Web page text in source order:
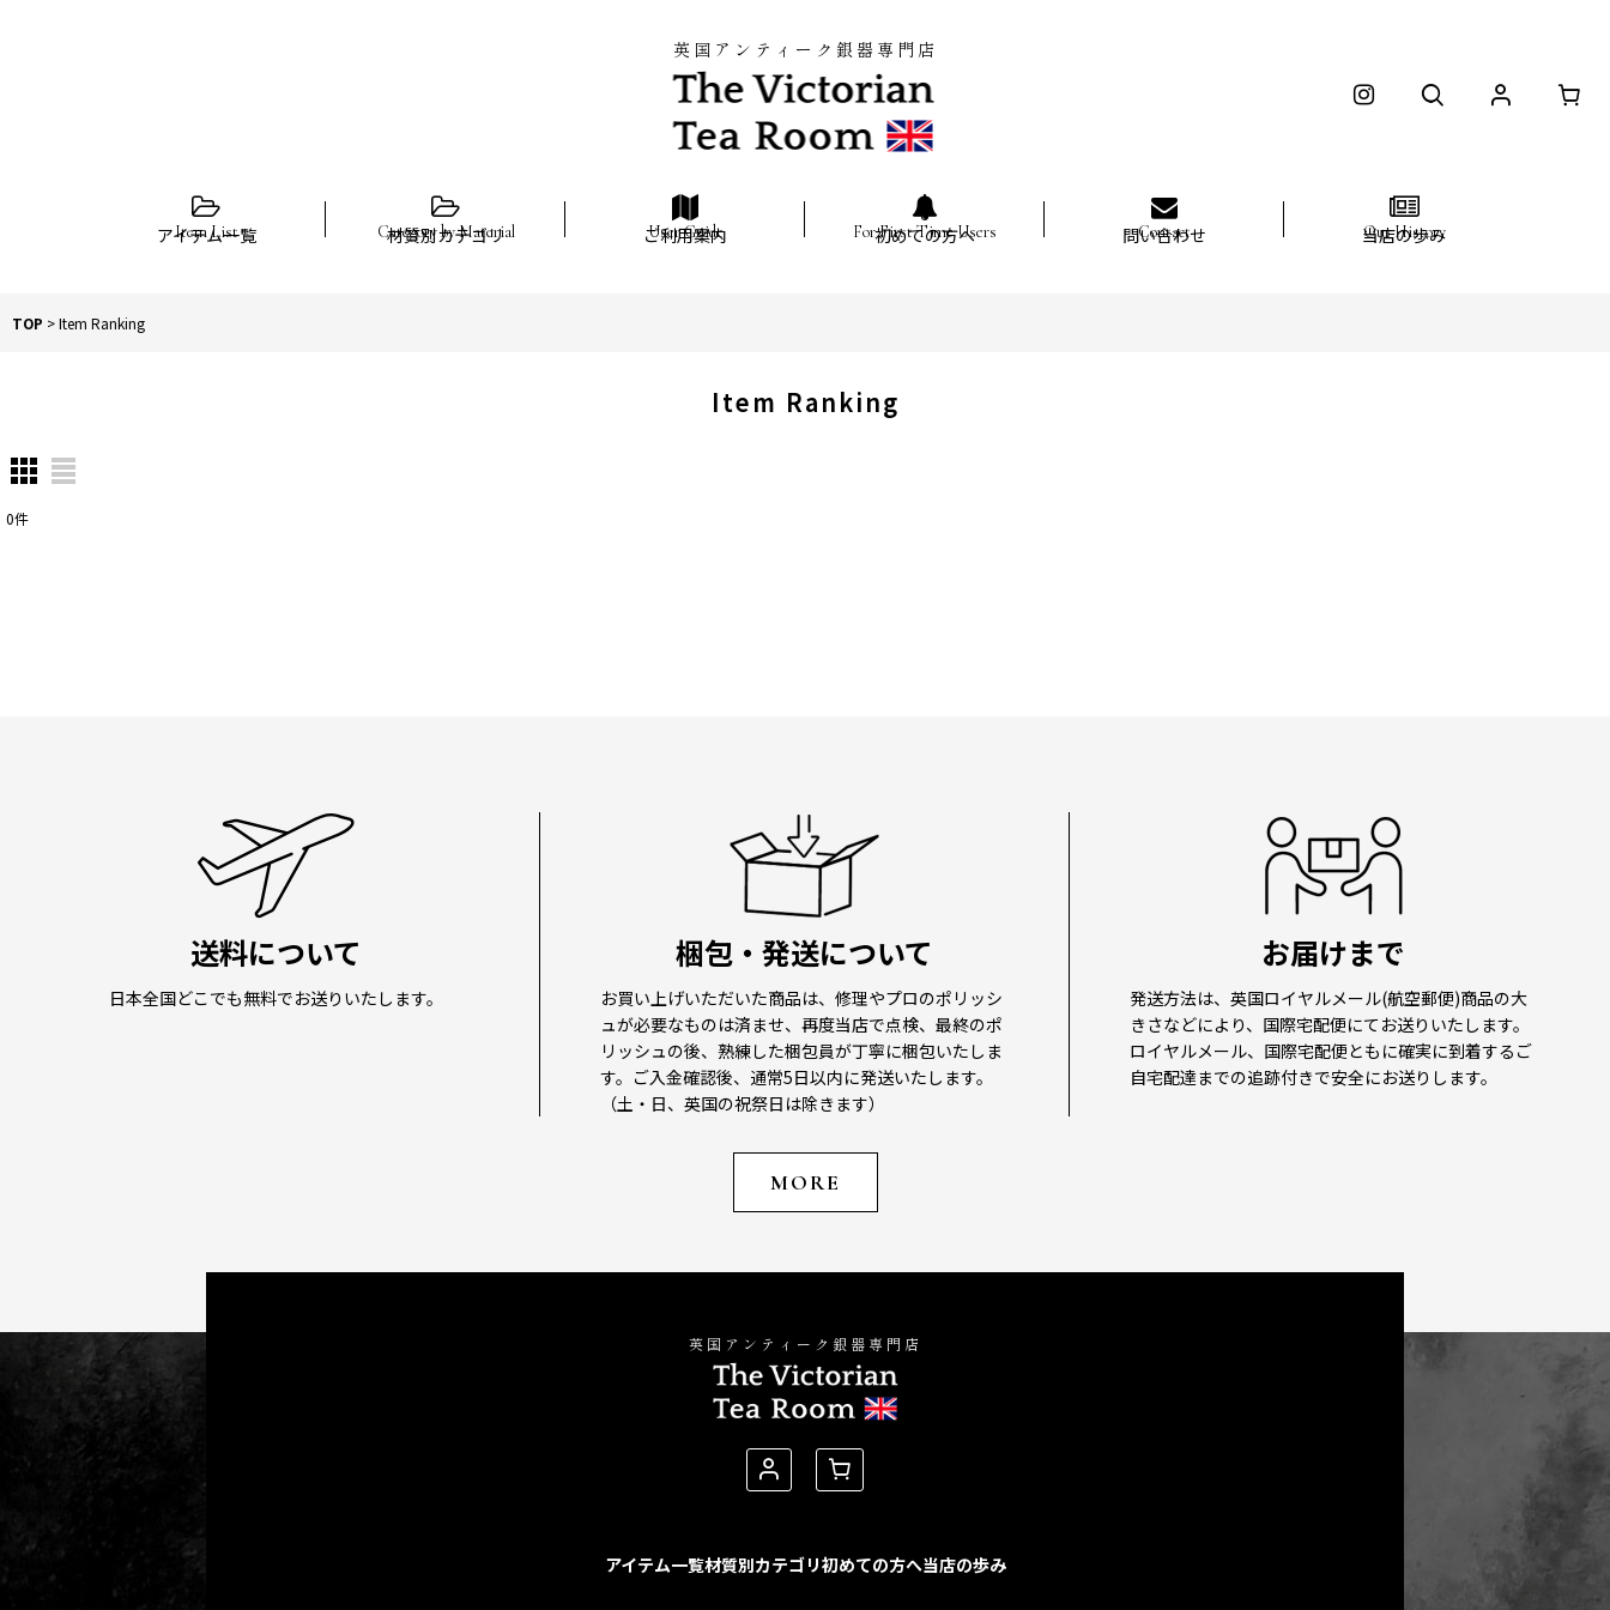
英国アンティーク銀器専門店
アイテム一覧 材質別カテゴリ ご利用案内 初めての方へ 問い合わせ 当店の歩み
TOP >Item Ranking
Item Ranking
0件
送料について
日本全国どこでも無料でお送りいたします。
梱包・発送について
お買い上げいただいた商品は、修理やプロのポリッシ
ュが必要なものは済ませ、再度当店で点検、最終のポ
リッシュの後、熟練した梱包員が丁寧に梱包いたしま
す。ご入金確認後、通常5日以内に発送いたします。
（土・日、英国の祝祭日は除きます）
お届けまで
発送方法は、英国ロイヤルメール(航空郵便)商品の大
きさなどにより、国際宅配便にてお送りいたします。
ロイヤルメール、国際宅配便ともに確実に到着するご
自宅配達までの追跡付きで安全にお送りします。
MORE
英国アンティーク銀器専門店
アイテム一覧材質別カテゴリ初めての方へ当店の歩み